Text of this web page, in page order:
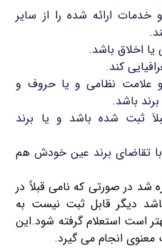
خدمات ارائه شده را از سایر
اخلاق باشد.
کند.
علامت نظامی و یا حروف و
باشد.
ثبت شده باشد و یا برند
با تقاضای برند عین خودش هم
شد در صورتی که نامی قبلاً در
دیگر قابل ثبت نیست به
است استعلام گرفته شود.این
معنوی انجام می گیرد.